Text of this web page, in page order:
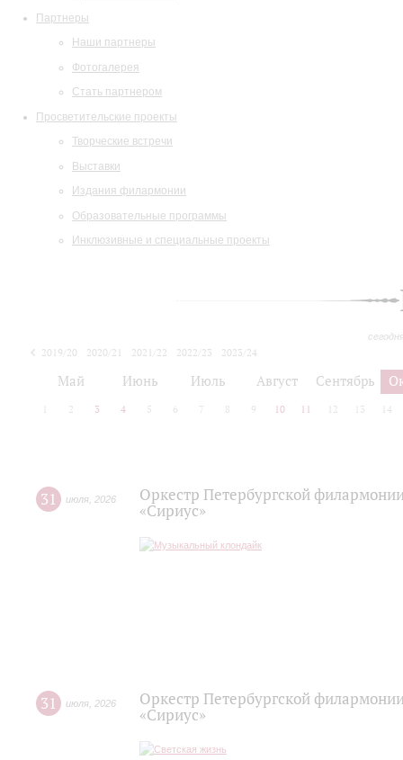
Партнеры
Наши партнеры
Фотогалерея
Стать партнером
Просветительские проекты
Творческие встречи
Выставки
Издания филармонии
Образовательные программы
Инклюзивные и специальные проекты
2019/20 2020/21 2021/22 2022/23
2023/24
Май Июнь Июль Август Сентябрь
2 3 4 5 6 7 8 9 10 11 12 13 14
31 июля 2026
Оркестр Петербургской
«Сириус»
31 июля 2026
Оркестр Петербургской
«Сириус»